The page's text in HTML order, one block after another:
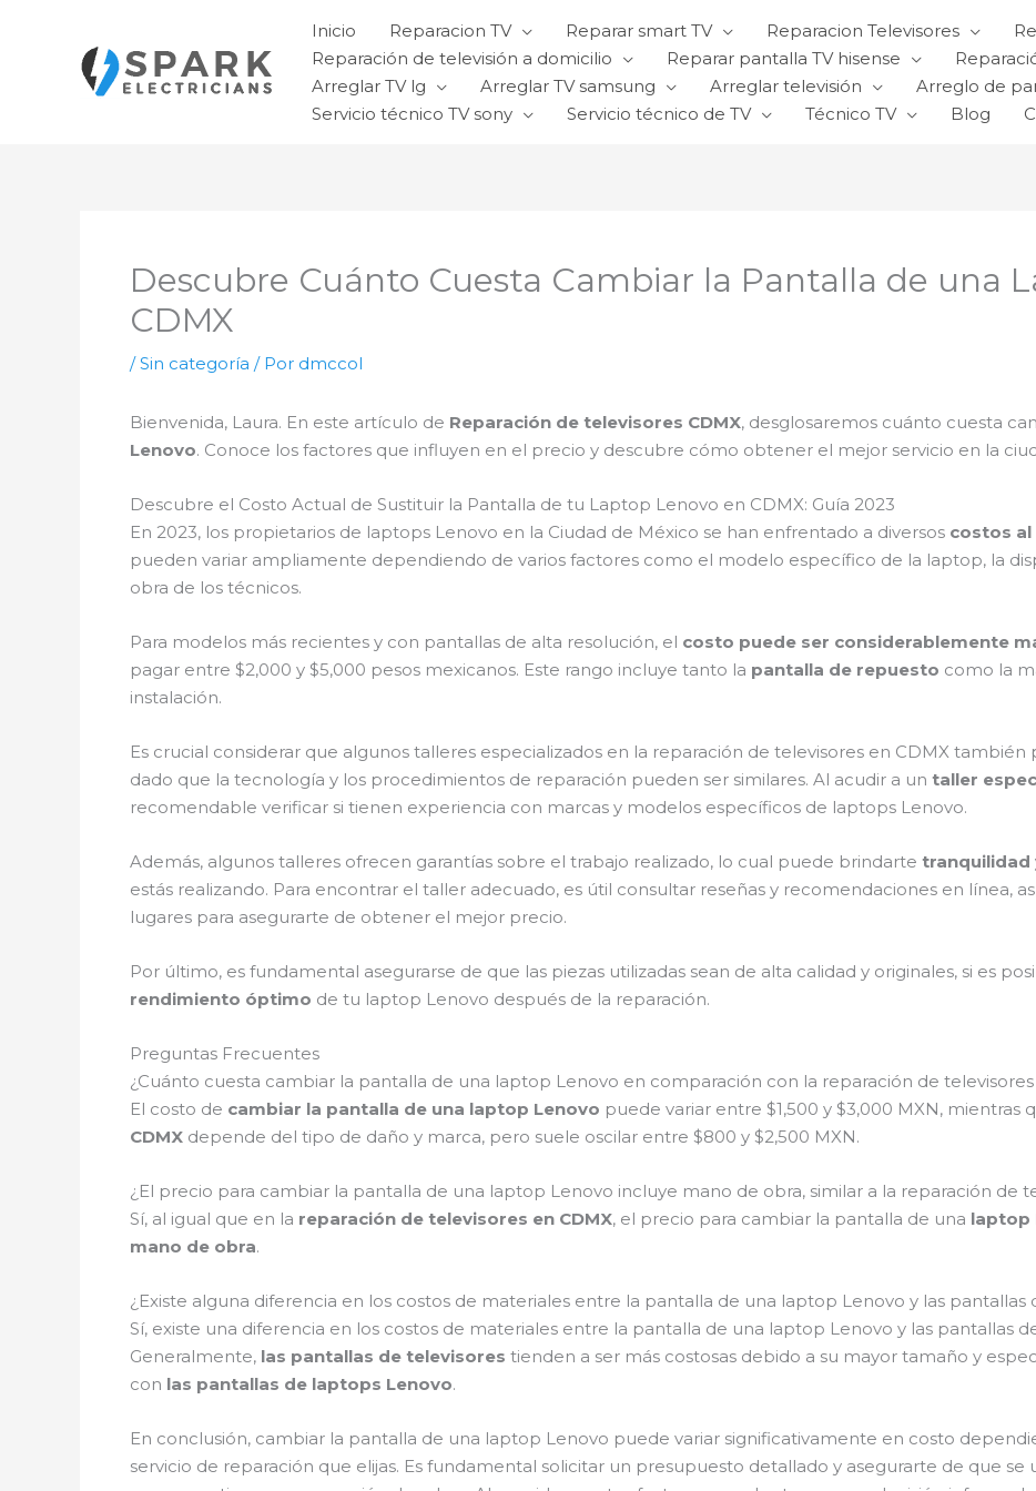
contenido
Inicio Reparacion TV Reparar smart TV Reparacion Televisores
Reparación de televisión a domicilio
Reparar pantalla TV hisense
Arreglar TV lg
Arreglar TV samsung Arreglar televisión Arreglo de
Servicio técnico TV sony
Servicio técnico de TV Técnico TV Blog
Descubre Cuánto Cuesta Cambiar la Pantalla de una
CDMX
/Sin categoría / Por dmccol
Bienvenida, Laura. En este artículo de Reparación de televisores CDMX, desglosaremos cuánto cuesta
Lenovo. Conoce los factores que influyen en el precio y descubre cómo obtener el mejor servicio en la
Descubre el Costo Actual de Sustituir la Pantalla de tu Laptop Lenovo en CDMX: Guía 2023
En 2023, los propietarios de laptops Lenovo en la Ciudad de México se han enfrentado a diversos costos
pueden variar ampliamente dependiendo de varios factores como el modelo específico de la laptop, la
obra de los técnicos.
Para modelos más recientes y con pantallas de alta resolución, el costo puede ser considerablemente
pagar entre $2,000 y $5,000 pesos mexicanos. Este rango incluye tanto la pantalla de repuesto como la
instalación.
Es crucial considerar que algunos talleres especializados en la reparación de televisores en CDMX
dado que la tecnología y los procedimientos de reparación pueden ser similares. Al acudir a un taller
recomendable verificar si tienen experiencia con marcas y modelos específicos de laptops Lenovo.
Además, algunos talleres ofrecen garantías sobre el trabajo realizado, lo cual puede brindarte tranquilidad
estás realizando. Para encontrar el taller adecuado, es útil consultar reseñas y recomendaciones en línea,
lugares para asegurarte de obtener el mejor precio.
Por último, es fundamental asegurarse de que las piezas utilizadas sean de alta calidad y originales, si es
rendimiento óptimo de tu laptop Lenovo después de la reparación.
Preguntas Frecuentes
¿Cuánto cuesta cambiar la pantalla de una laptop Lenovo en comparación con la reparación de televisores
El costo de cambiar la pantalla de una laptop Lenovo puede variar entre $1,500 y $3,000 MXN, mientras
CDMX depende del tipo de daño y marca, pero suele oscilar entre $800 y $2,500 MXN.
¿El precio para cambiar la pantalla de una laptop Lenovo incluye mano de obra, similar a la reparación de
Sí, al igual que en la reparación de televisores en CDMX, el precio para cambiar la pantalla de una laptop
mano de obra.
¿Existe alguna diferencia en los costos de materiales entre la pantalla de una laptop Lenovo y las pantallas
Sí, existe una diferencia en los costos de materiales entre la pantalla de una laptop Lenovo y las pantallas
Generalmente, las pantallas de televisores tienden a ser más costosas debido a su mayor tamaño y
con las pantallas de laptops Lenovo.
En conclusión, cambiar la pantalla de una laptop Lenovo puede variar significativamente en costo
servicio de reparación que elijas. Es fundamental solicitar un presupuesto detallado y asegurarte de que